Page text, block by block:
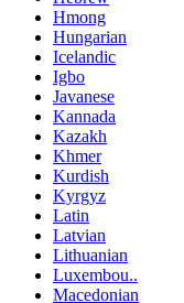
Hmong
Hungarian
Icelandic
Igbo
Javanese
Kannada
Kazakh
Khmer
Kurdish
Kyrgyz
Latin
Latvian
Lithuanian
Luxembou..
Macedonian